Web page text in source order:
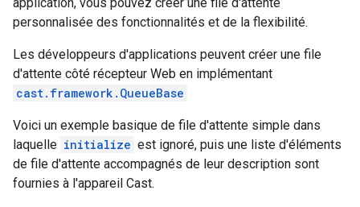
personnalisée des fonctionnalités et de la flexibilité.
Les développeurs d'applications peuvent créer une file
d'attente côté récepteur Web en implémentant
cast.framework.QueueBase
Voici un exemple basique de file d'attente simple dans
laquelle initialize est ignoré, puis une liste d'éléments
de file d'attente accompagnés de leur description sont
fournies à l'appareil Cast.